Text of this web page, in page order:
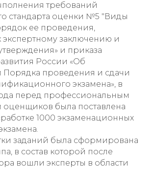
требований
стандарта оценки №5 "Виды
ее проведения,
экспертному заключению и
и приказа
России «Об
Порядка проведения и сдачи
экзамена», в
перед профессиональным
оценщиков была поставлена
1000 экзаменационных
заданий была сформирована
в состав которой после
вошли эксперты в области